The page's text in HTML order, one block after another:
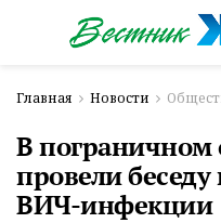
Главная Новости
В пограничном
провели
ВИЧ-инфекции